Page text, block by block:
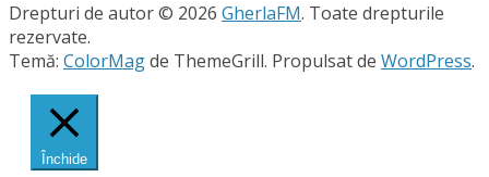
Drepturi de autor © 2026 GherlaFM. Toate drepturile
rezervate.
Temă: ColorMagde ThemeGrill. Propulsat de WordPress.
Închide